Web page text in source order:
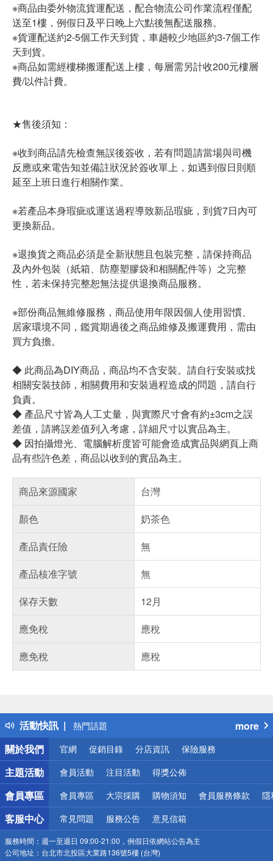
※商品由委外物流貨運配送，配合物流公司作業流程僅配
送至1樓，例假日及平日晚上六點後無配送服務。
※貨運配送約2-5個工作天到貨，車趟較少地區約3-7個工作
天到貨。
※商品如需經樓梯搬運配送上樓，每層需另計收200元樓層
費/以件計費。
★售後須知：
※收到商品請先檢查無誤後簽收，若有問題請當場與司機
反應或來電告知並備註狀況於簽收單上，如遇到假日則順
延至上班日進行相關作業。
※若產品本身瑕疵或運送過程導致新品瑕疵，到貨7日內可
更換新品。
※退換貨之商品必須是全新狀態且包裝完整，請保持商品
及內外包裝（紙箱、防塵塑膠袋和相關配件等）之完整
性，若未保持完整恕無法提供退換商品服務。
※部份商品無維修服務，商品使用年限因個人使用習慣、
居家環境不同，鑑賞期過後之商品維修及搬運費用，需由
買方負擔。
◆ 此商品為DIY商品，商品均不含安裝。請自行安裝或找
相關安裝技師，相關費用和安裝過程造成的問題，請自行
負責。
◆ 產品尺寸皆為人工丈量，與實際尺寸會有約±3cm之誤
差值，請將誤差值列入考慮，詳細尺寸以實品為主。
◆ 因拍攝燈光、電腦解析度皆可能會造成實品與網頁上商
品有些許色差，商品以收到的實品為主。
商品來源國家
台灣
顏色
奶茶色
產品責任險
無
產品核准字號
無
保存天數
12月
應免稅
應稅
應免稅
應稅
活動快訊
得獎公告
熱門話題
銀行優惠
偏遠地區配送
詐騙網頁！請小心！
more
關於我們
官網 促銷目錄 分店資訊 保險服務
主題活動 會員活動 注目活動 得獎公佈
會員專區 會員專區 大宗採購 購物須知 會員服務條款 隱
客服中心 常見問題 服務公告 意見信箱
服務時間： 週一至週日 09:00-21:00，例假日依網站公告為主
公司地址： 台北市北投區大業路136號5樓 (台灣)